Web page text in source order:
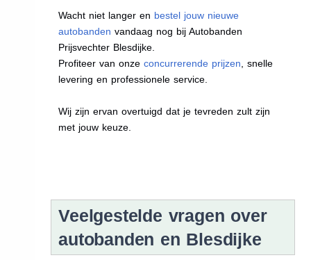
Wacht niet langer en bestel jouw nieuwe
autobanden vandaag nog bij Autobanden
Prijsvechter Blesdijke.
Profiteer van onze concurrerende prijzen , snelle
levering en professionele service.
Wij zijn ervan overtuigd dat je tevreden zult zijn
met jouw keuze.
Veelgestelde vragen over
autobanden en Blesdijke